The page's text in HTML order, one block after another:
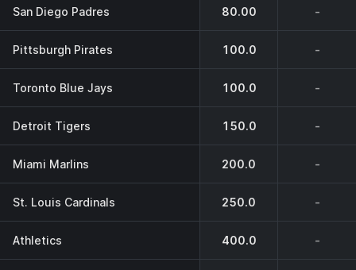
San Diego Padres 80.00 -
Pittsburgh Pirates 100.0 -
Toronto Blue Jays 100.0 -
Detroit Tigers 150.0 -
Miami Marlins 200.0 -
St. Louis Cardinals 250.0 -
Athletics 400.0 -